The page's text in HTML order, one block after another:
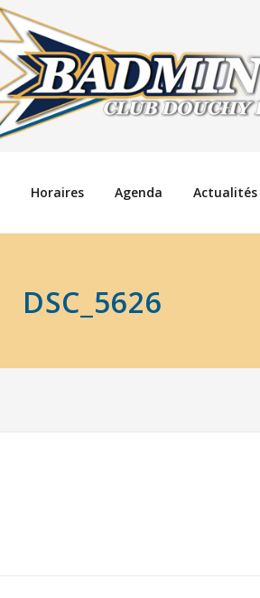
Horaires Agenda Actualités
DSC_5626